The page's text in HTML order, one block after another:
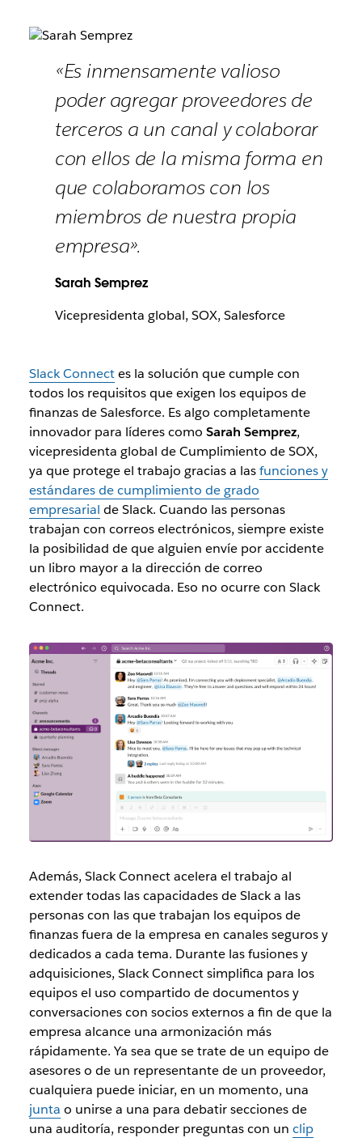
«Es inmensamente valioso
poder agregar proveedores de
terceros a un canal y colaborar
con ellos de la misma forma en
que colaboramos con los
miembros de nuestra propia
empresa».
Sarah Semprez
Vicepresidenta global, SOX, Salesforce
Slack Connectes la solución que cumple con
todos los requisitos que exigen los equipos de
finanzas de Salesforce. Es algo completamente
innovador para líderes como Sarah Semprez,
vicepresidenta global de Cumplimiento de SOX,
ya que protege el trabajo gracias a lasfunciones y
estándares de cumplimiento de grado
empresarial de Slack. Cuando las personas
trabajan con correos electrónicos, siempre existe
la posibilidad de que alguien envíe por accidente
un libro mayor a la dirección de correo
electrónico equivocada. Eso no ocurre con Slack
Connect.
Además, Slack Connect acelera el trabajo al
extender todas las capacidades de Slack a las
personas con las que trabajan los equipos de
finanzas fuera de la empresa en canales seguros y
dedicados a cada tema. Durante las fusiones y
adquisiciones, Slack Connect simplifica para los
equipos el uso compartido de documentos y
conversaciones con socios externos a fin de que la
empresa alcance una armonización más
rápidamente. Ya sea que se trate de un equipo de
asesores o de un representante de un proveedor,
cualquiera puede iniciar, en un momento, una
junta o unirse a una para debatir secciones de
una auditoría, responder preguntas con un clip